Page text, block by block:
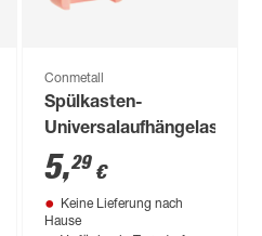
Conmetall
Spülkasten-
Universalaufhängelaschen
5,29 €
Keine Lieferung nach
Hause